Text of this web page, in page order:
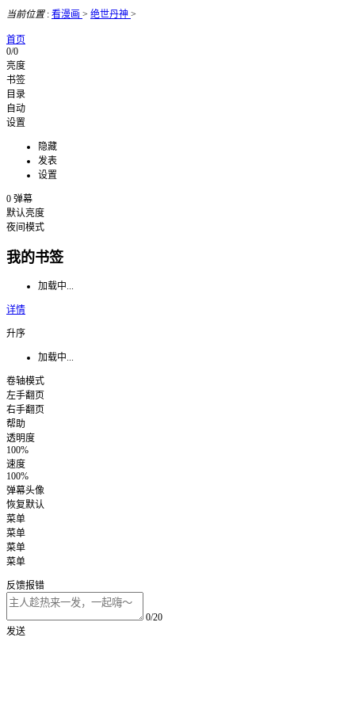
当前位置: 看漫画 > 绝世丹神 >
首页
0/0
亮度
书签
目录
自动
设置
隐藏
发表
设置
0 弹幕
默认亮度
夜间模式
我的书签
加载中...
详情
升序
加载中...
卷轴模式
左手翻页
右手翻页
帮助
透明度
100%
速度
100%
弹幕头像
恢复默认
菜单
菜单
菜单
菜单
反馈报错
0/20
发送